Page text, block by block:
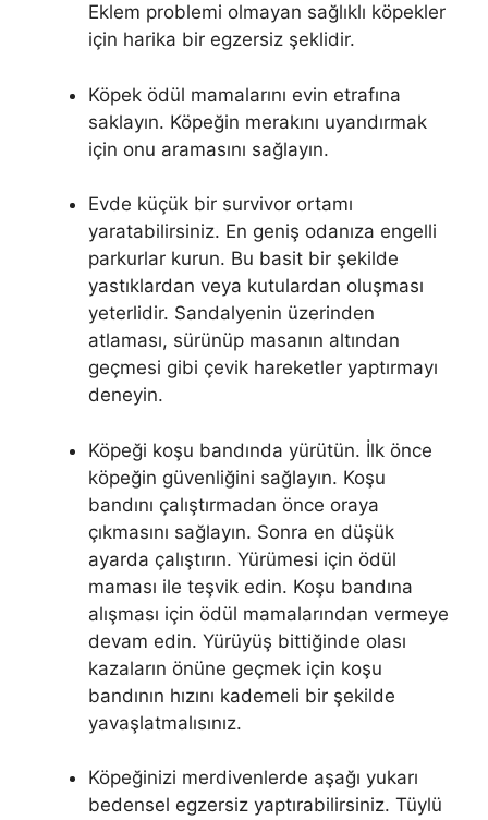
Eklem problemi olmayan sağlıklı köpekler
için harika bir egzersiz şeklidir.
Köpek ödül mamalarını evin etrafına
saklayın. Köpeğin merakını uyandırmak
için onu aramasını sağlayın.
Evde küçük bir survivor ortamı
yaratabilirsiniz. En geniş odanıza engelli
parkurlar kurun. Bu basit bir şekilde
yastıklardan veya kutulardan oluşması
yeterlidir. Sandalyenin üzerinden
atlaması, sürünüp masanın altından
geçmesi gibi çevik hareketler yaptırmayı
deneyin.
Köpeği koşu bandında yürütün. İlk önce
köpeğin güvenliğini sağlayın. Koşu
bandını çalıştırmadan önce oraya
çıkmasını sağlayın. Sonra en düşük
ayarda çalıştırın. Yürümesi için ödül
maması ile teşvik edin. Koşu bandına
alışması için ödül mamalarından vermeye
devam edin. Yürüyüş bittiğinde olası
kazaların önüne geçmek için koşu
bandının hızını kademeli bir şekilde
yavaşlatmalısınız.
Köpeğinizi merdivenlerde aşağı yukarı
bedensel egzersiz yaptırabilirsiniz. Tüylü